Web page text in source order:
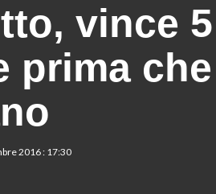
vince
prima
2016 : 17:30